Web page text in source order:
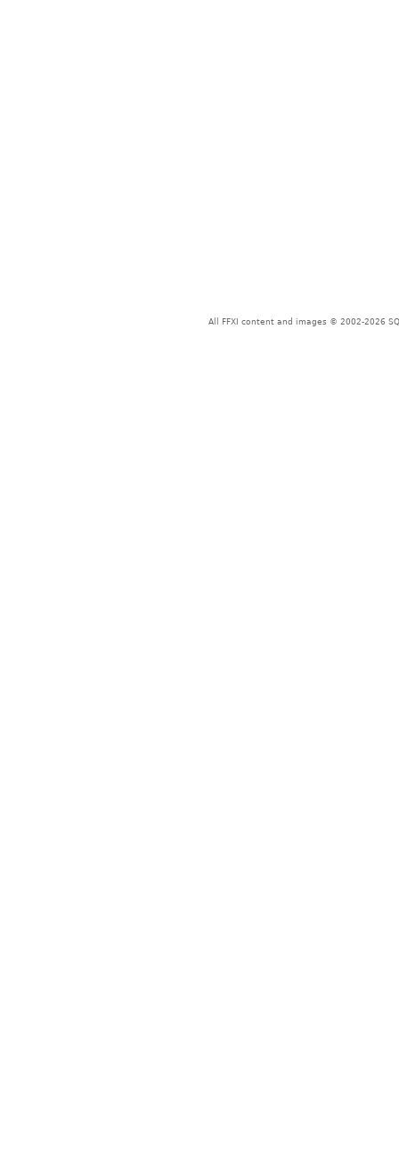
All FFXI content and images © 2002-2026